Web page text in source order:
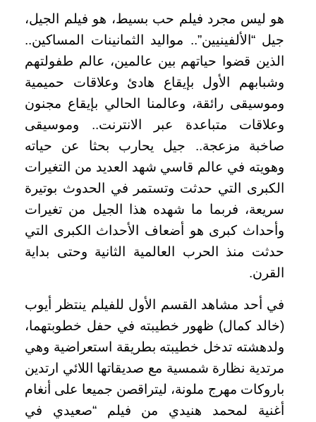
هو ليس مجرد فيلم حب بسيط، هو فيلم الجيل،
جيل “الألفينيين”.. مواليد الثمانينات المساكين..
الذين قضوا حياتهم بين عالمين، عالم طفولتهم
وشبابهم الأول بإيقاع هادئ وعلاقات حميمية
وموسيقى رائقة، وعالمنا الحالي بإيقاع مجنون
وعلاقات متباعدة عبر الانترنت.. وموسيقى
صاخبة مزعجة.. جيل يحارب بحثا عن حياته
وهويته في عالم قاسي شهد العديد من التغيرات
الكبرى التي حدثت وتستمر في الحدوث بوتيرة
سريعة، فربما ما شهده هذا الجيل من تغيرات
وأحداث كبرى هو أضعاف الأحداث الكبرى التي
حدثت منذ الحرب العالمية الثانية وحتى بداية
القرن.
في أحد مشاهد القسم الأول للفيلم ينتظر أيوب
(خالد كمال) ظهور خطيبته في حفل خطوبتهما،
ولدهشته تدخل خطيبته بطريقة استعراضية وهي
مرتدية نظارة شمسية مع صديقاتها اللائي ارتدين
باروكات مهرج ملونة، ليتراقصن جميعا على أنغام
أغنية لمحمد هنيدي من فيلم “صعيدي في